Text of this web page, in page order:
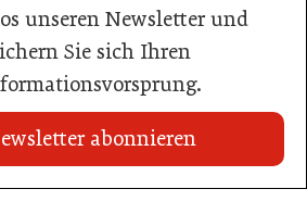
unseren Newsletter und
Sie sich Ihren
abonnieren